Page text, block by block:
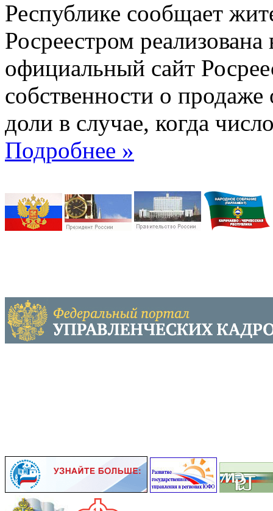
Республике сообщает
Росреестром
официальный сайт
собственности о
доли в случае, когда
Подробнее »